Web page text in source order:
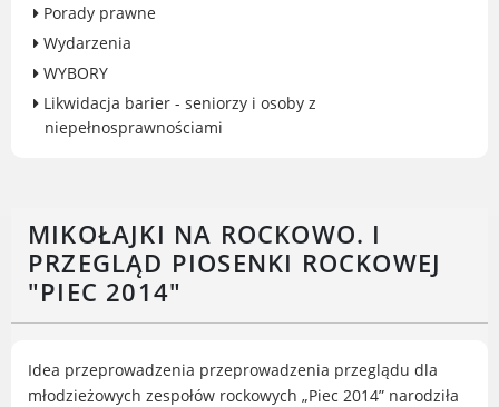
Przemysłowej
Śladami historii Lubonia
Kultura
Komenda Straży Miejskiej Miasta
LOSiR
Serwisy mapowe
Informator Miasta Luboń
Ogłoszenia o pracę
Luboniu
MIKOŁAJKI NA ROCKOWO. I
PRZEGLĄD PIOSENKI ROCKOWEJ
"PIEC 2014"
Idea przeprowadzenia przeprowadzenia przeglądu dla
młodzieżowych zespołów rockowych „Piec 2014” narodziła
Porady prawne
Wydarzenia
WYBORY
Likwidacja barier - seniorzy i osoby z
niepełnosprawnościami